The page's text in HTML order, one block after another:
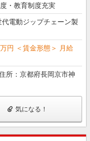
・教育制度充実
代電動ジップチェーン製
円 ＜賃金形態＞ 月給
所：京都府長岡京市神
気になる！